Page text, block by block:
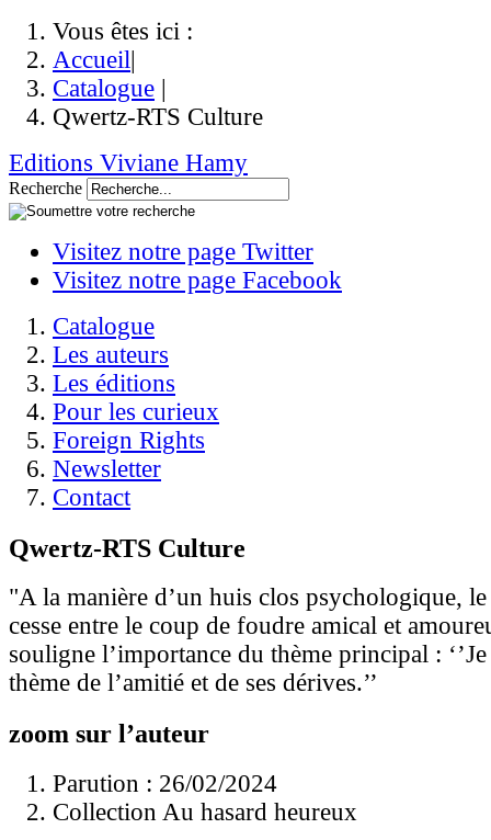
Vous êtes ici :
Accueil|
Catalogue |
Qwertz-RTS Culture
Editions Viviane Hamy
Recherche
Visitez notre page Twitter
Visitez notre page Facebook
Catalogue
Les auteurs
Les éditions
Pour les curieux
Foreign Rights
Newsletter
Contact
Qwertz-RTS Culture
"A la manière d’un huis clos psychologique,
cesse entre le coup de foudre amical et
souligne l’importance du thème principal :
thème de l’amitié et de ses dérives.’’
zoom sur l’auteur
Parution : 26/02/2024
Collection Au hasard heureux